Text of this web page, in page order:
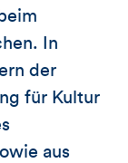
In
der
für Kultur
aus